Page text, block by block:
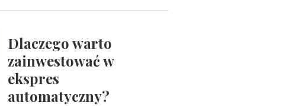
Dlaczego warto
zainwestować w
ekspres
automatyczny?